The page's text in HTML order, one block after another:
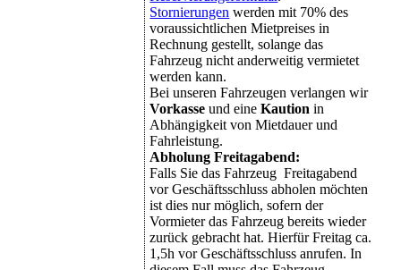
Stornierungen werden mit 70% des
voraussichtlichen Mietpreises in
Rechnung gestellt, solange das
Fahrzeug nicht anderweitig vermietet
werden kann.
Bei unseren Fahrzeugen verlangen wir
Vorkasse und eineKaution in
Abhängigkeit von Mietdauer und
Fahrleistung.
Abholung Freitagabend:
Falls Sie das Fahrzeug Freitagabend
vor Geschäftsschluss abholen möchten
ist dies nur möglich, sofern der
Vormieter das Fahrzeug bereits wieder
zurück gebracht hat. Hierfür Freitag ca.
1,5h vor Geschäftsschluss anrufen. In